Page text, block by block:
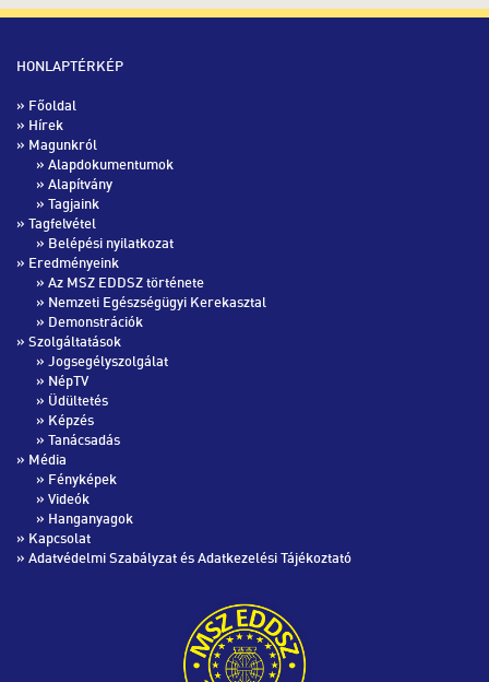
HONLAPTÉRKÉP
» Főoldal
» Hírek
» Magunkról
» Alapdokumentumok
» Alapítvány
» Tagjaink
» Tagfelvétel
» Belépési nyilatkozat
» Eredményeink
» Az MSZ EDDSZ története
» Nemzeti Egészségügyi Kerekasztal
» Demonstrációk
» Szolgáltatások
» Jogsegélyszolgálat
» NépTV
» Üdültetés
» Képzés
» Tanácsadás
» Média
» Fényképek
» Videók
» Hanganyagok
» Kapcsolat
» Adatvédelmi Szabályzat és Adatkezelési Tájékoztató